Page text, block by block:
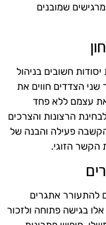
שמובנים
חשובים בניהול
שני הצדדים חווים את
עצמם ללא פחד
הרצונות והצרכים
הקשבה פעילה והבנה של
הזוגי.
להתעורר אתגרים
בגישה פתוחה ולזכור